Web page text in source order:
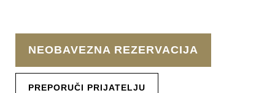
NEOBAVEZNA REZERVACIJA
PREPORUČI PRIJATELJU